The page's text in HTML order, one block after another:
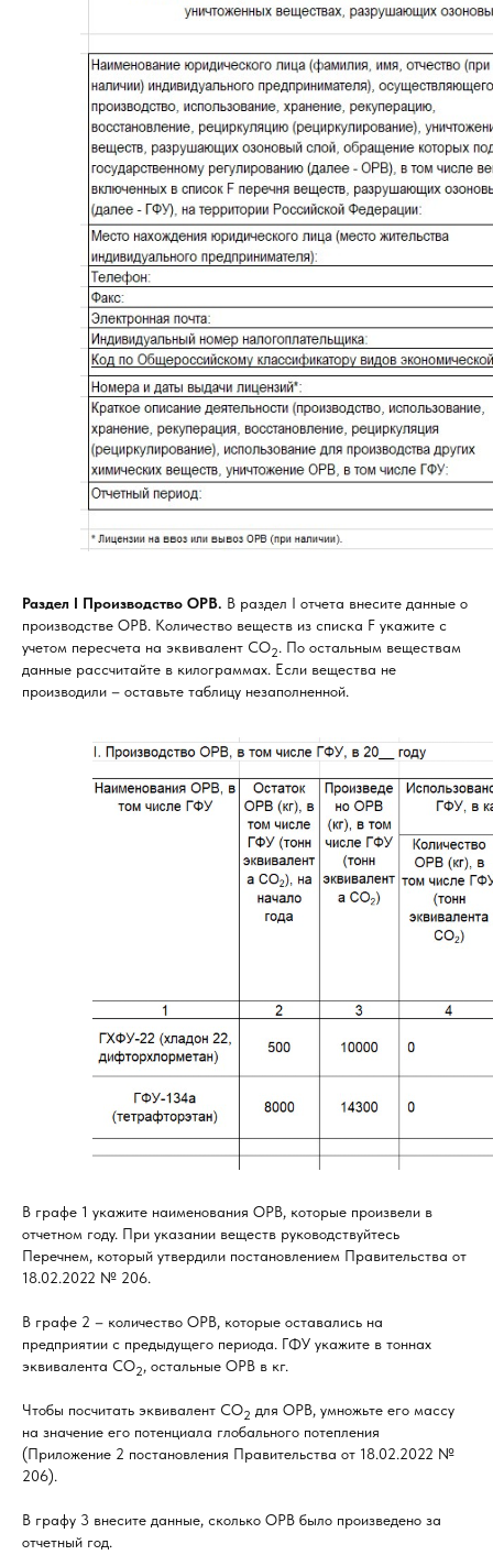
Раздел I Производство OPB. В раздел I отчета внесите данные о
производстве ОРВ. Количество веществ из списка F укажите с
учетом пересчета на эквивалент СО2. По остальным веществам
данные рассчитайте в килограммах. Если вещества не
производили – оставьте таблицу незаполненной.
В графе 1 укажите наименования ОРВ, которые произвели в
отчетном году. При указании веществ руководствуйтесь
Перечнем, который утвердили постановлением Правительства от
18.02.2022 № 206.
В графе 2 – количество ОРВ, которые оставались на
предприятии с предыдущего периода. ГФУ укажите в тоннах
эквивалента СО2, остальные ОРВ в кг.
Чтобы посчитать эквивалент СО2 для ОРВ, умножьте его массу
на значение его потенциала глобального потепления
(Приложение 2 постановления Правительства от 18.02.2022 №
206).
В графу 3 внесите данные, сколько ОРВ было произведено за
отчетный год.